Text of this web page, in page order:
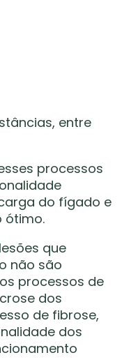
entre
processos
do fígado e
ótimo.
que
não são
processos de
dos
de fibrose,
dos